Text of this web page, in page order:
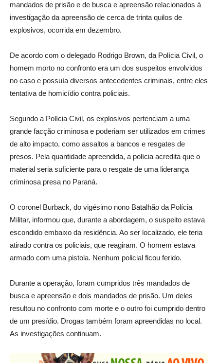
mandados de prisão e de busca e apreensão relacionados à
investigação da apreensão de cerca de trinta quilos de
explosivos, ocorrida em dezembro.
De acordo com o delegado Rodrigo Brown, da Polícia Civil, o
homem morto no confronto era um dos suspeitos envolvidos
no caso e possuía diversos antecedentes criminais, entre eles
tentativa de homicídio contra policiais.
Segundo a Polícia Civil, os explosivos pertenciam a uma
grande facção criminosa e poderiam ser utilizados em crimes
de alto impacto, como assaltos a bancos e resgates de
presos. Pela quantidade apreendida, a polícia acredita que o
material seria suficiente para o resgate de uma liderança
criminosa presa no Paraná.
O coronel Burback, do vigésimo nono Batalhão da Polícia
Militar, informou que, durante a abordagem, o suspeito estava
escondido embaixo da residência. Ao ser localizado, ele teria
atirado contra os policiais, que reagiram. O homem estava
armado com uma pistola. Nenhum policial ficou ferido.
Durante a operação, foram cumpridos três mandados de
busca e apreensão e dois mandados de prisão. Um deles
resultou no confronto com morte e o outro foi cumprido dentro
de um presídio. Drogas também foram apreendidas no local.
As investigações continuam.